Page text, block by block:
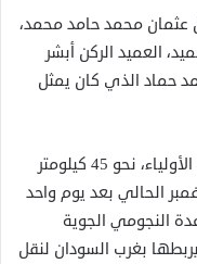
عثمان محمد حامد محمد،
العميد الركن أبشر
حماد الذي كان يمثل
وهاجمت قوات الدعم السريع منطقة جبل الأولياء، نحو 45 كيلومتر
للمرة الثانية في 12 نوفمبر الحالي بعد يوم واحد
النجومي الجوية
بغرب السودان لنقل